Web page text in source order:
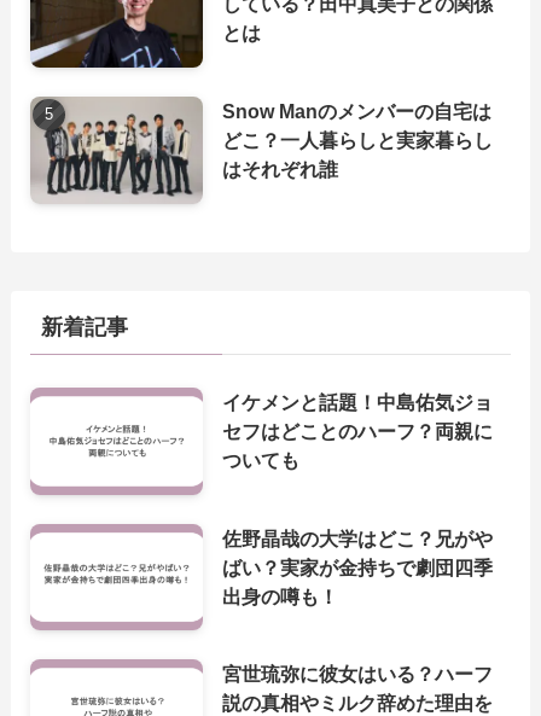
とは
Snow Manのメンバーの自宅は
どこ？一人暮らしと実家暮らし
はそれぞれ誰
新着記事
イケメンと話題！中島佑気ジョ
セフはどことのハーフ？両親に
ついても
佐野晶哉の大学はどこ？兄がや
ばい？実家が金持ちで劇団四季
出身の噂も！
宮世琉弥に彼女はいる？ハーフ
説の真相やミルク辞めた理由を